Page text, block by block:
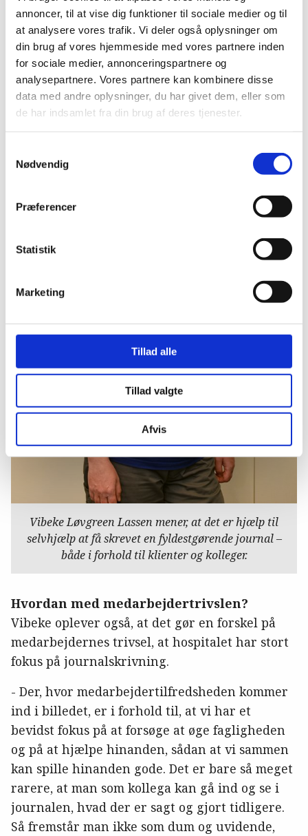
annoncer, til at vise dig funktioner til sociale medier og til
at analysere vores trafik. Vi deler også oplysninger om
din brug af vores hjemmeside med vores partnere inden
for sociale medier, annonceringspartnere og
analysepartnere. Vores partnere kan kombinere disse
data med andre oplysninger, du har givet dem, eller som
de har indsamlet fra din brug af deres tjenester.
Nødvendig
Præferencer
Statistik
Marketing
Tillad alle
Tillad valgte
Afvis
vise sten, men jeg tror, det meget handler om
at italesætte det og forsøge hele tiden at prøve
at blive bedre.
Vibeke Løvgreen Lassen mener, at det er hjælp til
selvhjælp at få skrevet en fyldestgørende journal –
både i forhold til klienter og kolleger.
Hvordan med medarbejdertrivslen?
Vibeke oplever også, at det gør en forskel på
medarbejdernes trivsel, at hospitalet har stort
fokus på journalskrivning.
- Der, hvor medarbejdertilfredsheden kommer
ind i billedet, er i forhold til, at vi har et
bevidst fokus på at forsøge at øge fagligheden
og på at hjælpe hinanden, sådan at vi sammen
kan spille hinanden gode. Det er bare så meget
rarere, at man som kollega kan gå ind og se i
journalen, hvad der er sagt og gjort tidligere.
Så fremstår man ikke som dum og uvidende,